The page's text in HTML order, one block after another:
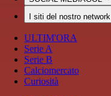
I siti del nostro network
ULTIM'ORA
Serie A
Serie B
Calciomercato
Curiosità